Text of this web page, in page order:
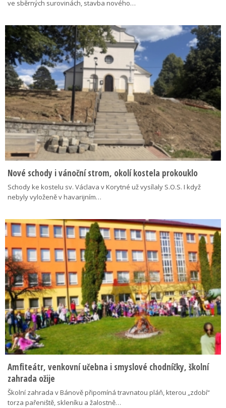
ve sběrných surovinách, stavba nového…
Nové schody i vánoční strom, okolí kostela prokouklo
Schody ke kostelu sv. Václava v Korytné už vysílaly S.O.S. I když
nebyly vyloženě v havarijním…
Amfiteátr, venkovní učebna i smyslové chodníčky, školní
zahrada ožije
Školní zahrada v Bánově připomíná travnatou pláň, kterou „zdobí“
torza pařeniště, skleníku a žalostně…